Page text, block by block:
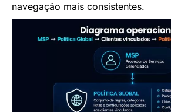
navegação mais consistentes.